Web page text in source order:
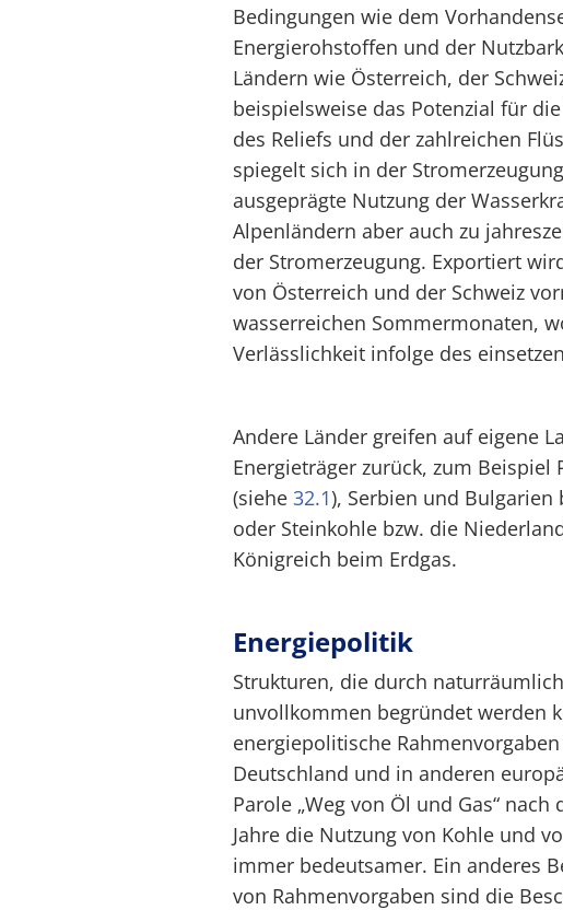
Bedingungen wie dem
Energierohstoffen und der
Ländern wie Österreich, der
beispielsweise das Potenzial für
des Reliefs und der zahlreichen
spiegelt sich in der
ausgeprägte Nutzung der
Alpenländern aber auch zu
der Stromerzeugung. Exportiert
von Österreich und der Schweiz
wasserreichen Sommermonaten,
Verlässlichkeit infolge des
Andere Länder greifen auf eigene
Energieträger zurück, zum Beispiel
(siehe 32.1), Serbien und Bulgarien
oder Steinkohle bzw. die
Königreich beim Erdgas.
Energiepolitik
Strukturen, die durch
unvollkommen begründet werden
energiepolitische
Deutschland und in anderen
Parole „Weg von Öl und Gas“
Jahre die Nutzung von Kohle und
immer bedeutsamer. Ein anderes
von Rahmenvorgaben sind die